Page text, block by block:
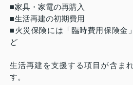
■家具・家電の再購入
■生活再建の初期費用
■火災保険には「臨時費用保険金
ど
生活再建を支援する項目が含ま
す。